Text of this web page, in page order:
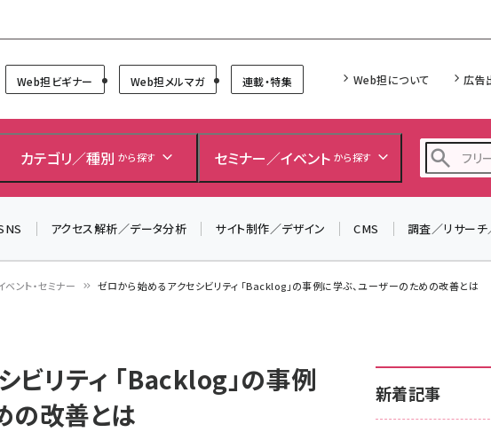
Web担ビギナー Web担メルマガ 連載・特集 Web担について 広告
カテゴリ／種別 から探す セミナー／イベント から探す
アクセス解析／データ分析 サイト制作／デザイン CMS 調査／リサー
ベント・セミナー ゼロから始めるアクセシビリティ 「Backlog」の事例に学ぶ、ユーザーのための改善とは
ビリティ 「Backlog」の事例
の改善とは
新着記事
＼ 読者アンケートにご協力ください ／
▼アンケートページはこちらから▼